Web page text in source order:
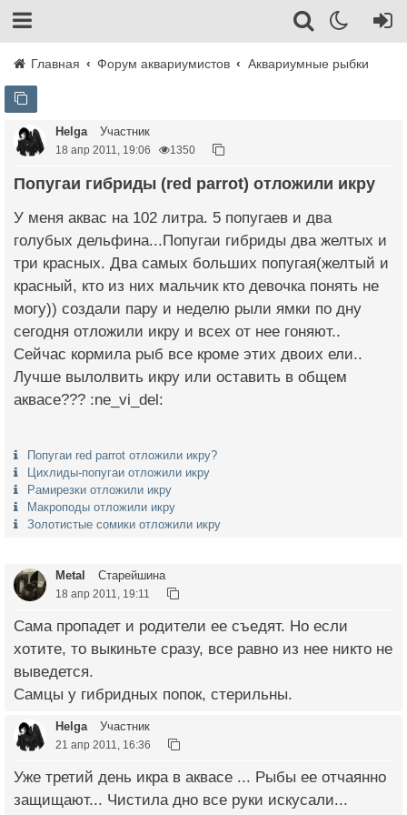
Главная Форум аквариумистов Аквариумные рыбки
Helga Участник
18 апр 2011, 19:06 1350
Попугаи гибриды (red parrot) отложили икру
У меня аквас на 102 литра. 5 попугаев и два
голубых дельфина...Попугаи гибриды два желтых и
три красных. Два самых больших попугая(желтый и
красный, кто из них мальчик кто девочка понять не
могу)) создали пару и неделю рыли ямки по дну
сегодня отложили икру и всех от нее гоняют..
Сейчас кормила рыб все кроме этих двоих ели..
Лучше вылолвить икру или оставить в общем
аквасе??? :ne_vi_del:
Попугаи red parrot отложили икру?
Цихлиды-попугаи отложили икру
Рамирезки отложили икру
Макроподы отложили икру
Золотистые сомики отложили икру
Metal Старейшина
18 апр 2011, 19:11
Сама пропадет и родители ее съедят. Но если
хотите, то выкиньте сразу, все равно из нее никто не
выведется.
Самцы у гибридных попок, стерильны.
Helga Участник
21 апр 2011, 16:36
Уже третий день икра в аквасе ... Рыбы ее отчаянно
защищают... Чистила дно все руки искусали...